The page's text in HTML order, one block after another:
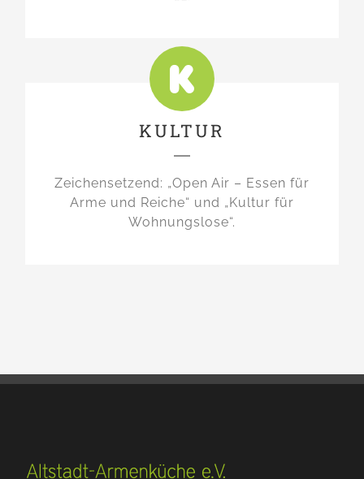
KULTUR
Zeichensetzend: „Open Air – Essen für
Arme und Reiche“ und „Kultur für
Wohnungslose“.